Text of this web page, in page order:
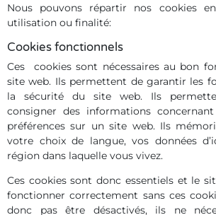
Nous pouvons répartir nos cookies
utilisation ou finalité:
Cookies fonctionnels
Ces cookies sont nécessaires au bon
site web. Ils permettent de garantir les
la sécurité du site web. Ils
consigner des informations
préférences sur un site web. Ils
votre choix de langue, vos données
région dans laquelle vous vivez.
Ces cookies sont donc essentiels et le
fonctionner correctement sans ces
donc pas être désactivés, ils ne